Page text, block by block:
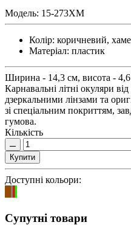
Модель: 15-273XM
Колір: коричневий,
Матеріал: пластик
Ширина - 14,3 см, висота -
Карнавальні літні окуляри
дзеркальними лінзами та
зі спеціальним покриттям,
гумова.
Кількість
Купити
Доступні кольори:
Супутні товари